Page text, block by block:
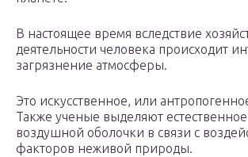
В настоящее время вследствие
деятельности человека происходит
загрязнение атмосферы.
Это искусственное, или
Также ученые выделяют
воздушной оболочки в связи с
факторов неживой природы.